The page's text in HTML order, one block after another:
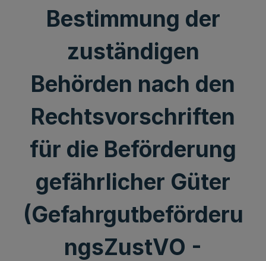
Bestimmung der
zuständigen
Behörden nach den
Rechtsvorschriften
für die Beförderung
gefährlicher Güter
(Gefahrgutbeförderu
ngsZustVO -